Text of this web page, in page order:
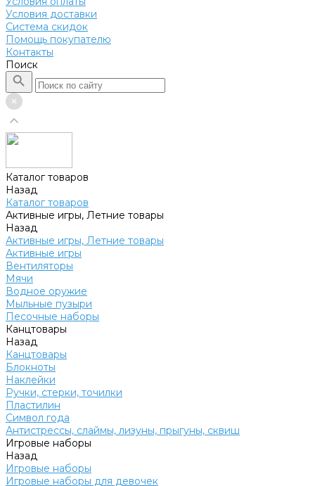
Условия доставки
Система скидок
Помощь покупателю
Контакты
Поиск
Каталог товаров
Назад
Каталог товаров
Активные игры, Летние товары
Назад
Активные игры, Летние товары
Активные игры
Вентиляторы
Мячи
Водное оружие
Мыльные пузыри
Песочные наборы
Канцтовары
Назад
Канцтовары
Блокноты
Наклейки
Ручки, стерки, точилки
Пластилин
Символ года
Антистрессы, слаймы, лизуны, прыгуны, сквиш
Игровые наборы
Назад
Игровые наборы
Игровые наборы для девочек